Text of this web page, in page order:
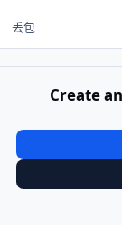
丢包
Create